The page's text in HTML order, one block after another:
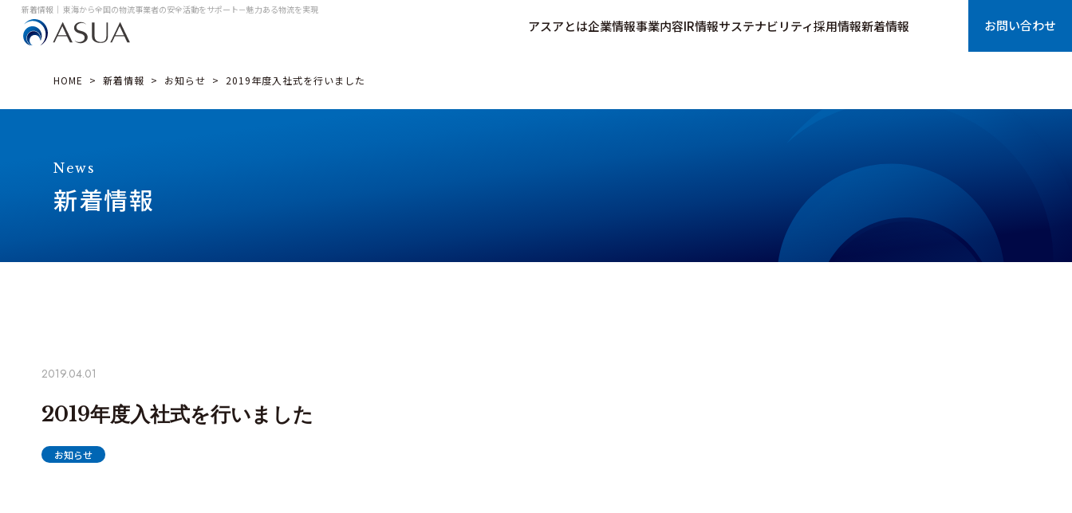
新着情報｜ 東海から全国の物流事業者の安全活動をサポート－魅力ある物流を実現
アスアとは企業情報事業内容IR情報サステナビリティ採用情報新着情報 お問い合わせ
HOME > 新着情報 > お知らせ > 2019年度入社式を行いました
News
新着情報
2019.04.01
2019年度入社式を行いました
お知らせ